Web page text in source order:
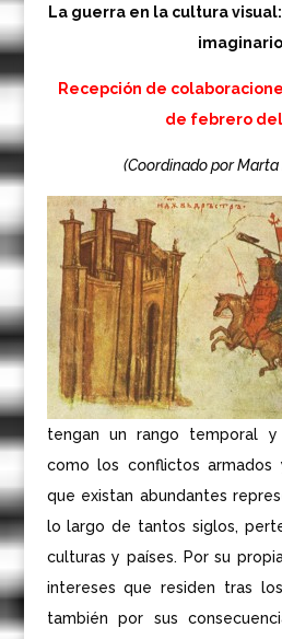
La guerra en la cultura
Recepción de
de febrero del
(Coordinado por
tengan un rango temporal
como los conflictos armados
que existan abundantes
lo largo de tantos siglos,
culturas y países. Por su
intereses que residen tras
también por sus